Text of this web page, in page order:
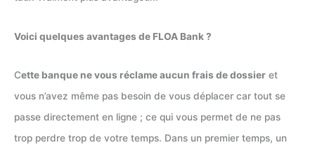
Voici quelques avantages de FLOA Bank ?
Cette banque ne vous réclame aucun frais de dossier et
vous n’avez même pas besoin de vous déplacer car tout se
passe directement en ligne ; ce qui vous permet de ne pas
trop perdre trop de votre temps. Dans un premier temps, un